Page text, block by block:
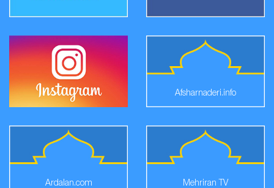
Afsharnaderi.info
Ardalan.com Mehriran TV